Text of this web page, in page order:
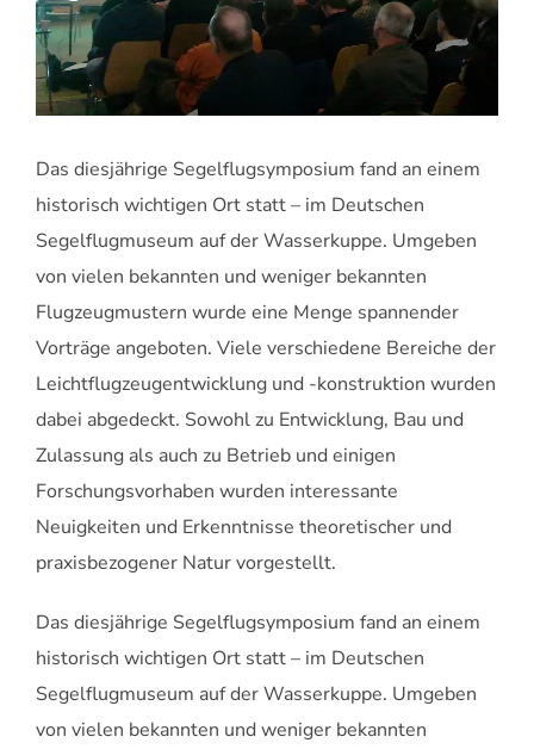
Das diesjährige Segelflugsymposium fand an einem
historisch wichtigen Ort statt – im Deutschen
Segelflugmuseum auf der Wasserkuppe. Umgeben
von vielen bekannten und weniger bekannten
Flugzeugmustern wurde eine Menge spannender
Vorträge angeboten. Viele verschiedene Bereiche der
Leichtflugzeugentwicklung und -konstruktion wurden
dabei abgedeckt. Sowohl zu Entwicklung, Bau und
Zulassung als auch zu Betrieb und einigen
Forschungsvorhaben wurden interessante
Neuigkeiten und Erkenntnisse theoretischer und
praxisbezogener Natur vorgestellt.
Das diesjährige Segelflugsymposium fand an einem
historisch wichtigen Ort statt – im Deutschen
Segelflugmuseum auf der Wasserkuppe. Umgeben
von vielen bekannten und weniger bekannten